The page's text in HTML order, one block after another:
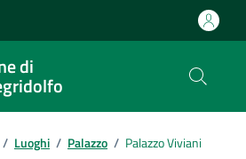
di
/ Luoghi / Palazzo / Palazzo Viviani